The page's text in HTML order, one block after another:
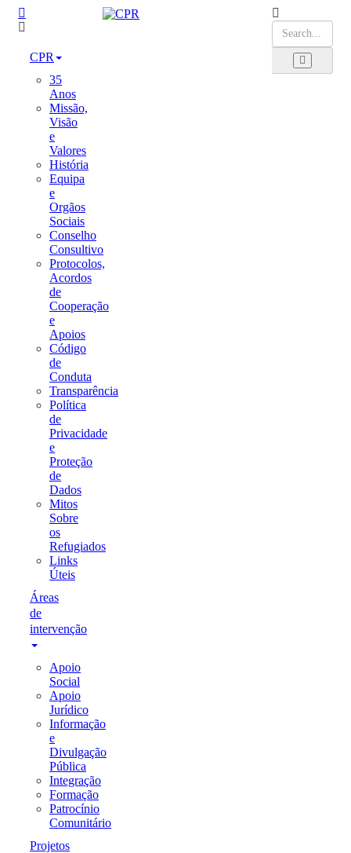
CPR
35
Anos
Missão,
Visão
e
Valores
História
Equipa
e
Orgãos
Sociais
Conselho
Consultivo
Protocolos,
Acordos
de
Cooperação
e
Apoios
Código
de
Conduta
Transparência
Política
de
Privacidade
e
Proteção
de
Dados
Mitos
Sobre
os
Refugiados
Links
Úteis
Áreas
de
intervenção
Apoio
Social
Apoio
Jurídico
Informação
e
Divulgação
Pública
Integração
Formação
Patrocínio
Comunitário
Projetos